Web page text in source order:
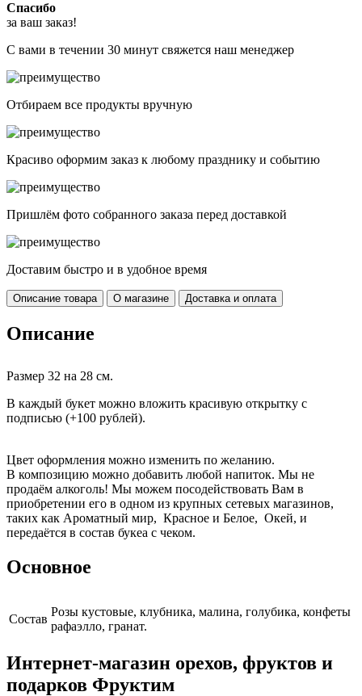
Спасибо
за ваш заказ!
С вами в течении 30 минут свяжется наш менеджер
Отбираем все продукты вручную
Красиво оформим заказ к любому празднику и событию
Пришлём фото собранного заказа перед доставкой
Доставим быстро и в удобное время
Описание товара О магазине Доставка и оплата
Описание
Размер 32 на 28 см.
В каждый букет можно вложить красивую открытку с
подписью (+100 рублей).
Цвет оформления можно изменить по желанию.
В композицию можно добавить любой напиток. Мы не
продаём алкоголь! Мы можем посодействовать Вам в
приобретении его в одном из крупных сетевых магазинов,
таких как Ароматный мир, Красное и Белое, Окей, и
передаётся в состав букеа с чеком.
Основное
Cостав
Розы кустовые, клубника, малина, голубика, конфеты
рафаэлло, гранат.
Интернет-магазин орехов, фруктов и
подарков Фруктим